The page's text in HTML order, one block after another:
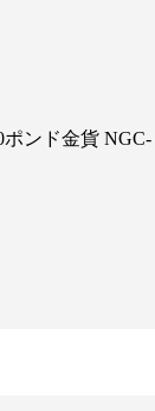
ポンド金貨 NGC-